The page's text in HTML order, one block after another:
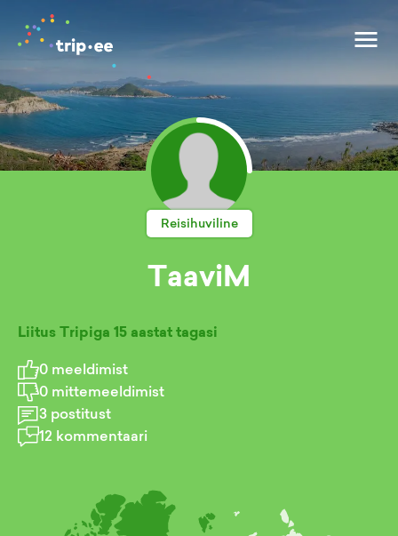
Reisihuviline
TaaviM
Liitus Tripiga 15 aastat tagasi
0 meeldimist
0 mittemeeldimist
3 postitust
12 kommentaari